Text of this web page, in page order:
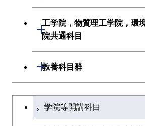
初年次専門科目
創造プロセス科目
共通専門科目
創造プロセス科目
共通専門科目
建築学系
融合理工学系
初年次専門科目
工学院，物質理工学院，環
院共通科目
開閉
工学院，物質理工学
教養科目群
開閉
文系教養科目
英語科目
学士課程を切り替える
学院等開講科目